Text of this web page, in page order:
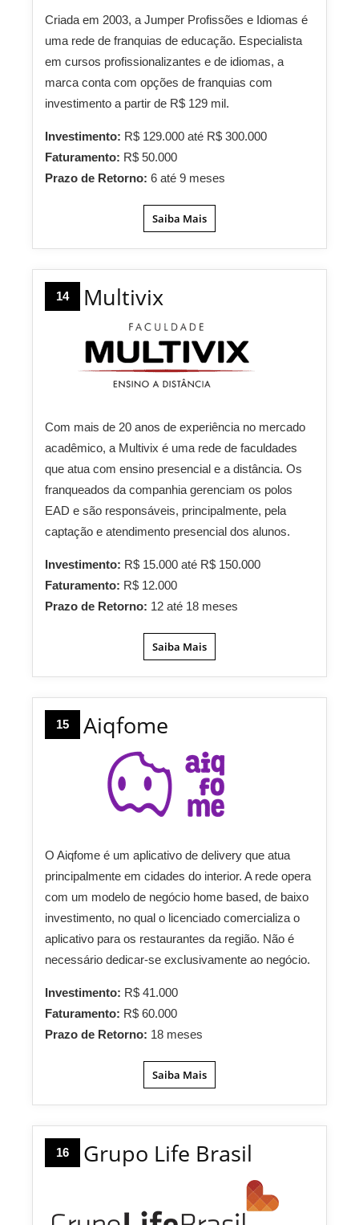
Criada em 2003, a Jumper Profissões e Idiomas é
uma rede de franquias de educação. Especialista
em cursos profissionalizantes e de idiomas, a
marca conta com opções de franquias com
investimento a partir de R$ 129 mil.
Investimento: R$ 129.000 até R$ 300.000
Faturamento: R$ 50.000
Prazo de Retorno: 6 até 9 meses
Saiba Mais
14 Multivix
Com mais de 20 anos de experiência no mercado
acadêmico, a Multivix é uma rede de faculdades
que atua com ensino presencial e a distância. Os
franqueados da companhia gerenciam os polos
EAD e são responsáveis, principalmente, pela
captação e atendimento presencial dos alunos.
Investimento: R$ 15.000 até R$ 150.000
Faturamento: R$ 12.000
Prazo de Retorno: 12 até 18 meses
Saiba Mais
15 Aiqfome
O Aiqfome é um aplicativo de delivery que atua
principalmente em cidades do interior. A rede opera
com um modelo de negócio home based, de baixo
investimento, no qual o licenciado comercializa o
aplicativo para os restaurantes da região. Não é
necessário dedicar-se exclusivamente ao negócio.
Investimento: R$ 41.000
Faturamento: R$ 60.000
Prazo de Retorno: 18 meses
Saiba Mais
16 Grupo Life Brasil